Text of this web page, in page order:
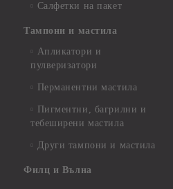
Салфетки на пакет
Тампони и мастила
Апликатори и
пулверизатори
Перманентни мастила
Пигментни, багрилни и
тебеширени мастила
Други тампони и мастила
Филц и Вълна